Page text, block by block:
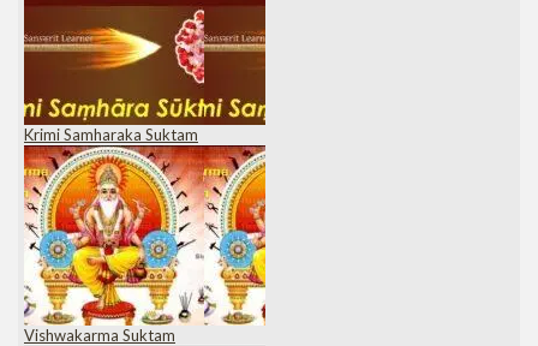
Krimi Samharaka Suktam
Vishwakarma Suktam